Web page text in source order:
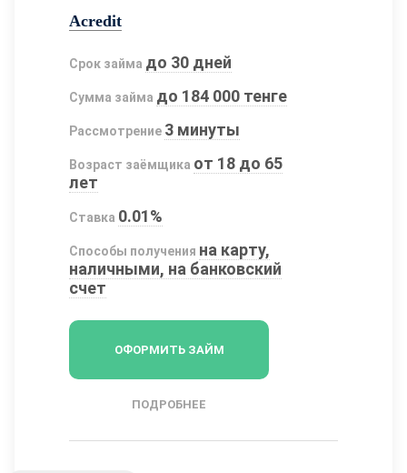
Acredit
Срок займа до 30 дней
Сумма займа до 184 000 тенге
Рассмотрение 3 минуты
Возраст заёмщика от 18 до 65
лет
Ставка 0.01%
Способы получения на карту,
наличными, на банковский
счет
ОФОРМИТЬ ЗАЙМ
ПОДРОБНЕЕ